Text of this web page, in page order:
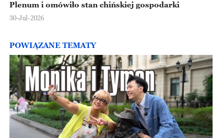
Plenum i omówiło stan chińskiej gospodarki
30-Jul-2026
POWIĄZANE TEMATY